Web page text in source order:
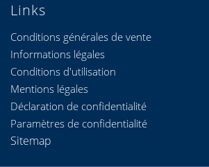
Links
Conditions générales de vente
Informations légales
Conditions d'utilisation
Mentions légales
Déclaration de confidentialité
Paramètres de confidentialité
Sitemap